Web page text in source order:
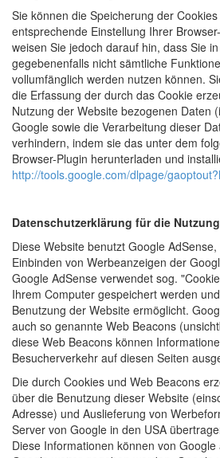
Sie können die Speicherung der
entsprechende Einstellung Ihrer
weisen Sie jedoch darauf hin, dass Sie
gegebenenfalls nicht sämtliche
vollumfänglich werden nutzen können.
die Erfassung der durch das Cookie
Nutzung der Website bezogenen Daten
Google sowie die Verarbeitung dieser
verhindern, indem sie das unter dem
Browser-Plugin herunterladen und
http://tools.google.com/dlpage/
Datenschutzerklärung für die
Diese Website benutzt Google
Einbinden von Werbeanzeigen der
Google AdSense verwendet sog.
Ihrem Computer gespeichert werden
Benutzung der Website ermöglicht.
auch so genannte Web Beacons
diese Web Beacons können
Besucherverkehr auf diesen Seiten
Die durch Cookies und Web Beacons
über die Benutzung dieser Website
Adresse) und Auslieferung von
Server von Google in den USA
Diese Informationen können von